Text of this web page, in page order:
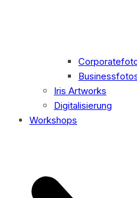
Iris Artworks
Digitalisierung
Workshops